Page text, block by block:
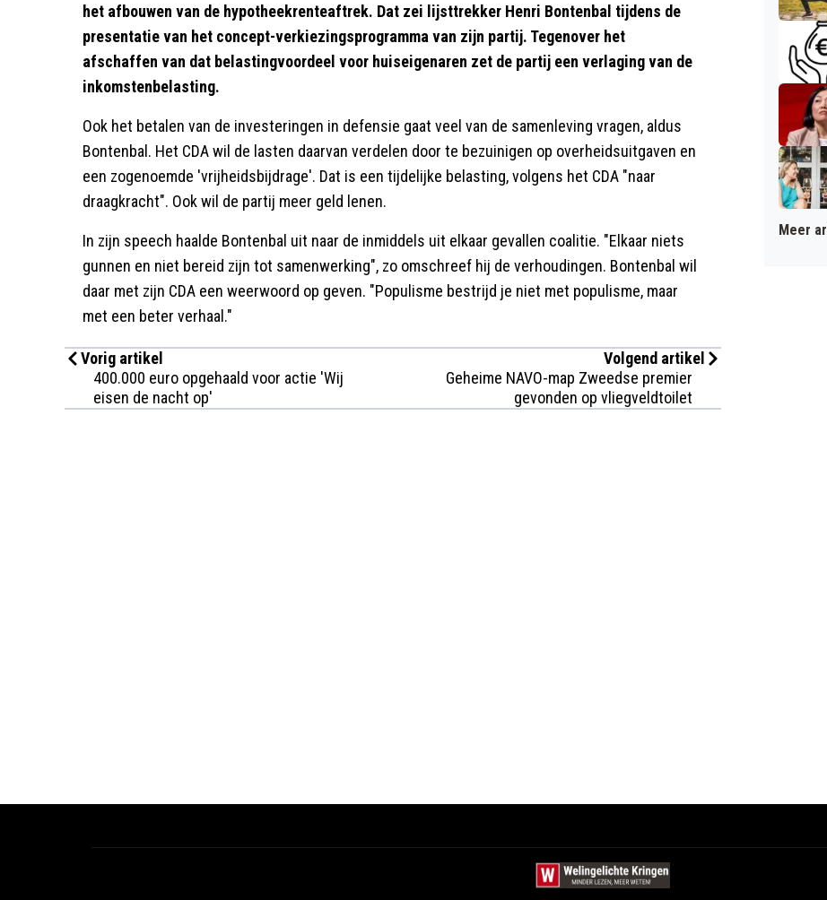
het afbouwen van de hypotheekrenteaftrek. Dat zei lijsttrekker Henri Bontenbal tijdens de
presentatie van het concept-verkiezingsprogramma van zijn partij. Tegenover het
afschaffen van dat belastingvoordeel voor huiseigenaren zet de partij een verlaging van de
inkomstenbelasting.
Ook het betalen van de investeringen in defensie gaat veel van de samenleving vragen, aldus
Bontenbal. Het CDA wil de lasten daarvan verdelen door te bezuinigen op overheidsuitgaven en
een zogenoemde 'vrijheidsbijdrage'. Dat is een tijdelijke belasting, volgens het CDA "naar
draagkracht". Ook wil de partij meer geld lenen.
In zijn speech haalde Bontenbal uit naar de inmiddels uit elkaar gevallen coalitie. "Elkaar niets
gunnen en niet bereid zijn tot samenwerking", zo omschreef hij de verhoudingen. Bontenbal wil
daar met zijn CDA een weerwoord op geven. "Populisme bestrijd je niet met populisme, maar
met een beter verhaal."
Vorig artikel
400.000 euro opgehaald voor actie 'Wij
eisen de nacht op'
Volgend artikel
Geheime NAVO-map Zweedse premier
gevonden op vliegveldtoilet
Meer